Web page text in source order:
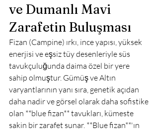
ve Dumanlı Mavi
Zarafetin Buluşması
Fizan (Campine) ırkı, ince yapısı, yüksek
enerjisi ve eşsiz tüy desenleriyle süs
tavukçuluğunda daima özel bir yere
sahip olmuştur. Gümüş ve Altın
varyantlarının yanı sıra, genetik açıdan
daha nadir ve görsel olarak daha sofistike
olan **blue fizan** tavukları, kümeste
sakin bir zarafet sunar. **Blue fizan**'ın